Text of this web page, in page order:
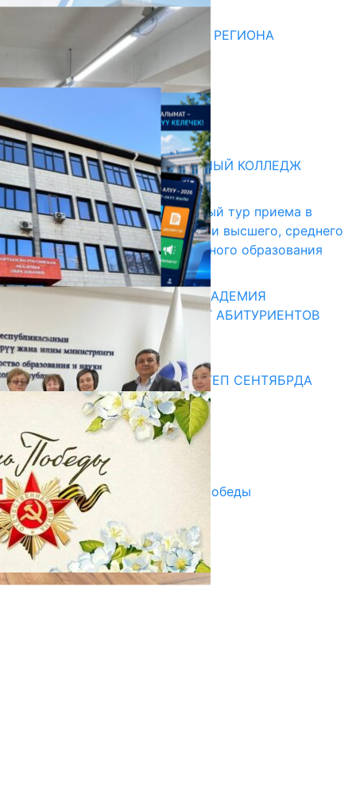
07.08.2026
ДЛЯ МЕТОДИСТОВ ЮЖНОГО РЕГИОНА
НАЧАЛОСЬ ОБУЧЕНИЕ
05.08.2026
31.07.2026
Абитуриент
БИШКЕКСКИЙ УНИВЕРСАЛЬНЫЙ КОЛЛЕДЖ
17.07.2026
В Кыргызстане начался первый тур приема в
образовательные организации высшего, среднего
и начального профессионального образования
13.07.2026
КЫРГЫЗКО-РОССИЙСКАЯ АКАДЕМИЯ
ОБРАЗОВАНИЯ ПРИГЛАШАЕТ АБИТУРИЕНТОВ
10.07.2026
Медиа
СУЗАКТА 750 ОРУНДУУ МЕКТЕП СЕНТЯБРДА
ПАЙДАЛАНУУГА БЕРИЛЕТ
07.08.2025
Улуу Жеңиштин жандуу сөзү
29.04.2025
Награды в преддверии Дня Победы
29.04.2025